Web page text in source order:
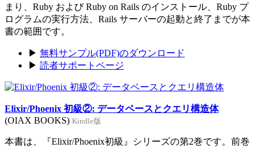
まり、Ruby および Ruby on Rails のインストール、Ruby プ
ログラムの実行方法、Rails サーバーの起動と終了までが本
書の範囲です。
▶ 無料サンプル(PDF)のダウンロード
▶ 読者サポートページ
Elixir/Phoenix 初級②: データベースとクエリ構造体
(OIAX BOOKS) Kindle版
本書は、『Elixir/Phoenix初級』シリーズの第2巻です。前巻